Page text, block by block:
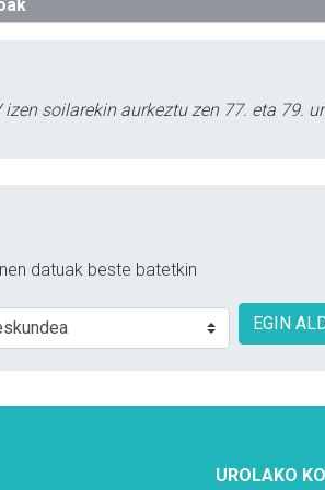
izen soilarekin aurkeztu zen 77. eta 79.
datuak beste batetkin
EGIN
UROLAKO